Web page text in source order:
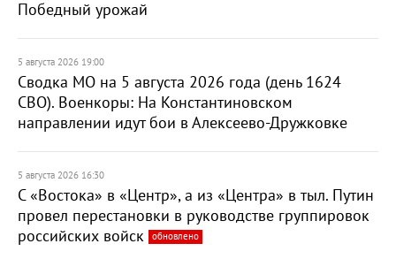
Победный урожай
5 августа 2026 19:00
Сводка МО на 5 августа 2026 года (день 1624
СВО). Военкоры: На Константиновском
направлении идут бои в Алексеево-Дружковке
5 августа 2026 16:30
С «Востока» в «Центр», а из «Центра» в тыл. Путин
провел перестановки в руководстве группировок
российских войск
обновлено